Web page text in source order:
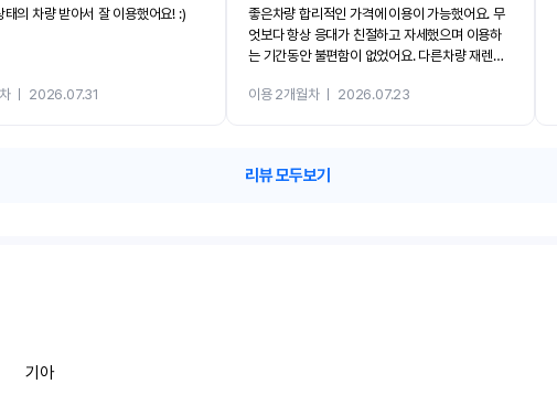
태의 차량 받아서 잘 이용했어요! :)
ㅣ 2026.07.31
좋은차량 합리적인 가격에 이용이 가능했어요. 무
엇보다 항상 응대가 친절하고 자세했으며 이용하
는 기간동안 불편함이 없었어요. 다른차량 재렌트
카 렌트 고민없이 강추합니다!!
이용 2개월차ㅣ 2026.07.23
리뷰 모두보기
기아